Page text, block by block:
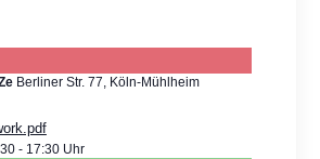
Berliner Str. 77, Köln-Mühlheim
- 17:30